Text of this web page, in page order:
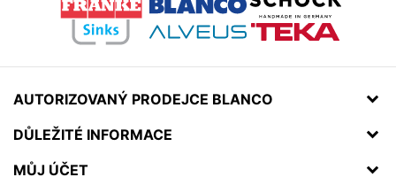
AUTORIZOVANÝ PRODEJCE BLANCO
DŮLEŽITÉ INFORMACE
MŮJ ÚČET